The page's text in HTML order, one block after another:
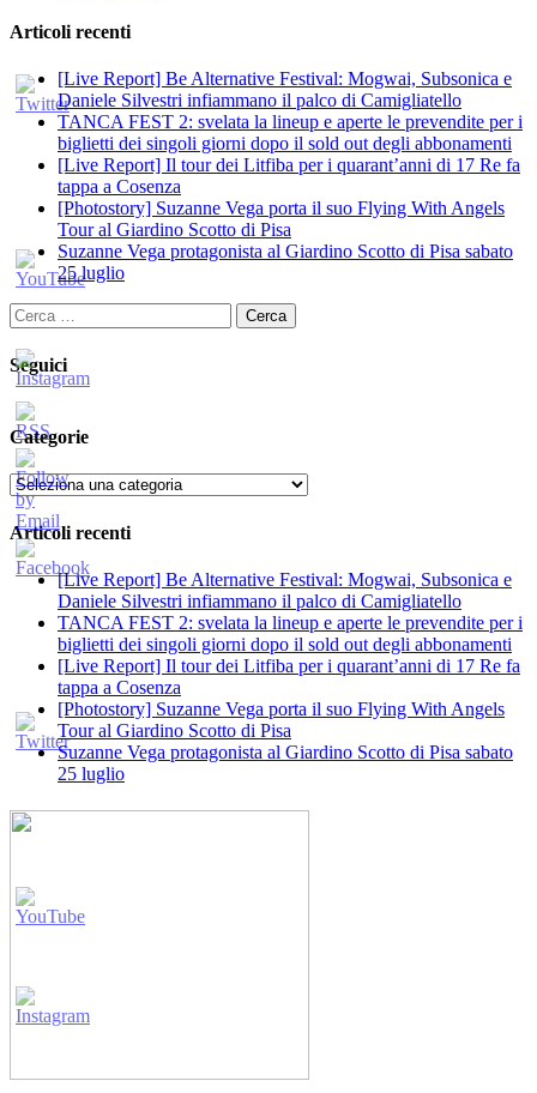
Articoli recenti
[Live Report] Be Alternative Festival: Mogwai, Subsonica e
Daniele Silvestri infiammano il palco di Camigliatello
TANCA FEST 2: svelata la lineup e aperte le prevendite per i
biglietti dei singoli giorni dopo il sold out degli abbonamenti
[Live Report] Il tour dei Litfiba per i quarant’anni di 17 Re fa
tappa a Cosenza
[Photostory] Suzanne Vega porta il suo Flying With Angels
Tour al Giardino Scotto di Pisa
Suzanne Vega protagonista al Giardino Scotto di Pisa sabato
25 luglio
Ricerca
per:
Seguici
Categorie
Categorie
Articoli recenti
[Live Report] Be Alternative Festival: Mogwai, Subsonica e
Daniele Silvestri infiammano il palco di Camigliatello
TANCA FEST 2: svelata la lineup e aperte le prevendite per i
biglietti dei singoli giorni dopo il sold out degli abbonamenti
[Live Report] Il tour dei Litfiba per i quarant’anni di 17 Re fa
tappa a Cosenza
[Photostory] Suzanne Vega porta il suo Flying With Angels
Tour al Giardino Scotto di Pisa
Suzanne Vega protagonista al Giardino Scotto di Pisa sabato
25 luglio